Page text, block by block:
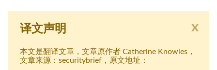
x
译文声明
本文是翻译文章，文章原作者 Catherine Knowles，
文章来源：securitybrief，原文地址：